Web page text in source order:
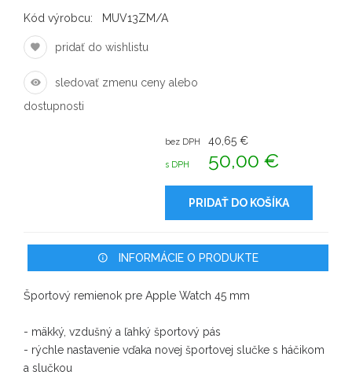
Kód výrobcu: MUV13ZM/A
pridať do wishlistu
sledovať zmenu ceny alebo
dostupnosti
bez DPH 40,65 €
s DPH 50,00 €
PRIDAŤ DO KOŠÍKA
INFORMÁCIE O PRODUKTE
Športový remienok pre Apple Watch 45 mm
- mäkký, vzdušný a ľahký športový pás
- rýchle nastavenie vďaka novej športovej slučke s háčikom
a slučkou